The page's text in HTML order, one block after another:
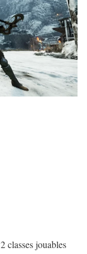
classes jouables